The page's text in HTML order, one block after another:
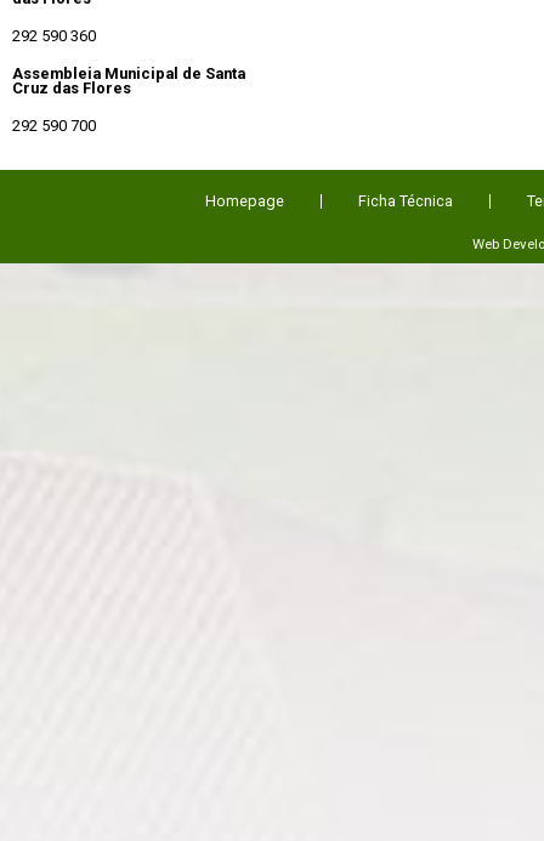
292 590 360
Assembleia Municipal de Santa
Cruz das Flores
292 590 700
Homepage Ficha Técnica
Web